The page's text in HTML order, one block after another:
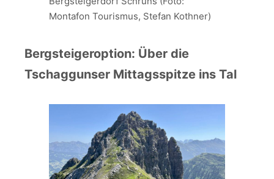
Montafon Tourismus, Stefan Kothner)
Bergsteigeroption: Über die
Tschaggunser Mittagsspitze ins Tal